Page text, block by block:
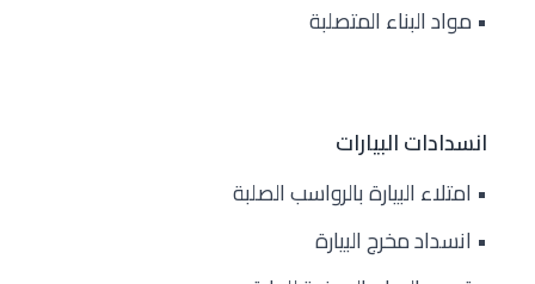
• مواد البناء المتصلبة
انسدادات البيارات
• امتلاء البيارة بالرواسب الصلبة
• انسداد مخرج البيارة